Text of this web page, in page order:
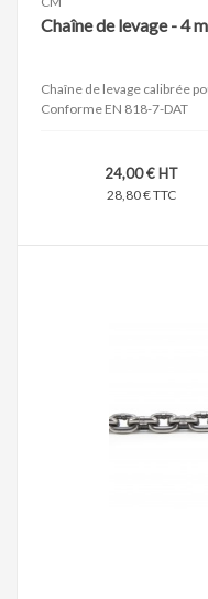
Chaîne de levage - 4
Chaîne de levage calibrée
Conforme EN 818-7-DAT
24,00 € HT
28,80 € TTC